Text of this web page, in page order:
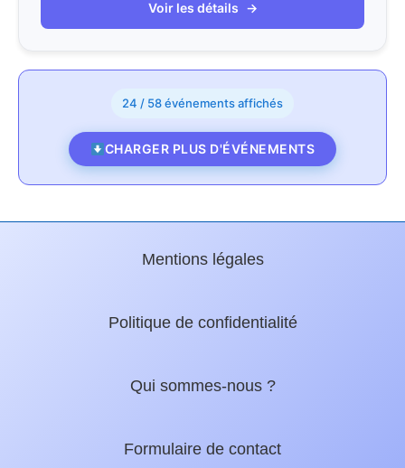
Voir les détails →
24 / 58 événements affichés
CHARGER PLUS D'ÉVÉNEMENTS
Mentions légales
Politique de confidentialité
Qui sommes-nous ?
Formulaire de contact